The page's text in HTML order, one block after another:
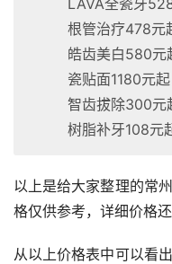
根管治疗478元
皓齿美白580元
瓷贴面1180元起
智齿拔除300元
树脂补牙108元
以上是给大家整理的常
格仅供参考，详细价格
从以上价格表中可以看